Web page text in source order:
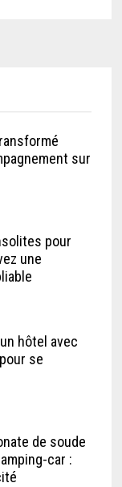
sur
pour
une
hôtel avec
se
de soude
car :